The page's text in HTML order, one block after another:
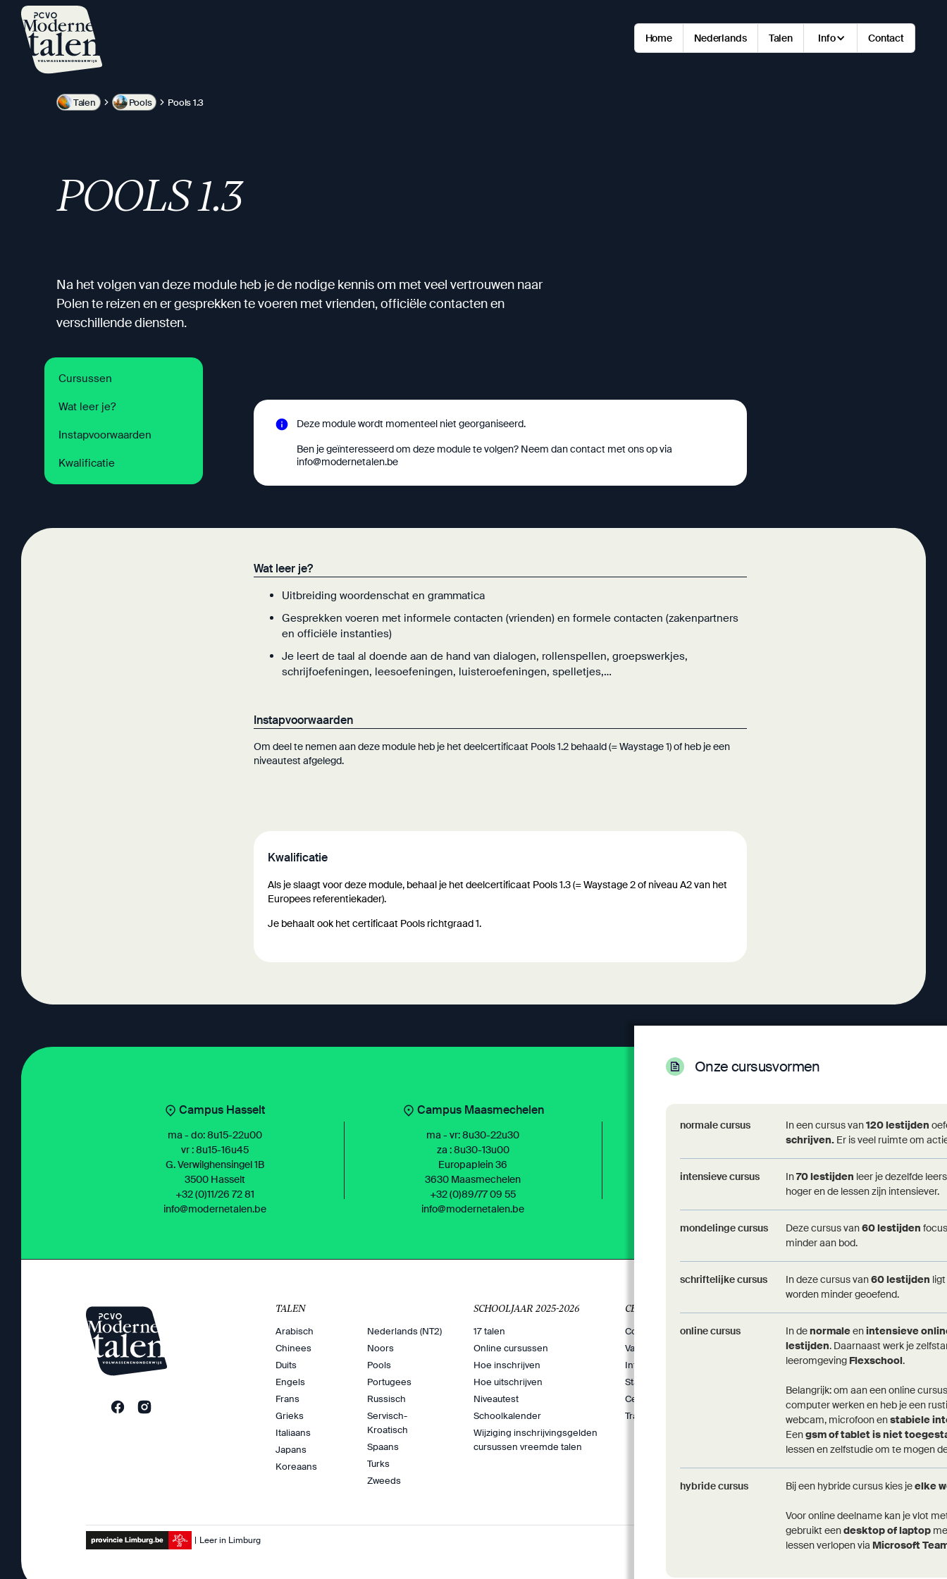
Overslaan
Home Nederlands Talen Info Contact
Talen Pools Pools 1.3
POOLS 1.3
Na het volgen van deze module heb je de nodige kennis om met veel vertrouwen naar
Polen te reizen en er gesprekken te voeren met vrienden, officiële contacten en
verschillende diensten.
Cursussen
Wat leer je?
Instapvoorwaarden
Kwalificatie
Deze module wordt momenteel niet georganiseerd.
Ben je geïnteresseerd om deze module te volgen? Neem dan contact met ons op via
info@modernetalen.be
Wat leer je?
Uitbreiding woordenschat en grammatica
Gesprekken voeren met informele contacten (vrienden) en formele contacten (zakenpartners
en officiële instanties)
Je leert de taal al doende aan de hand van dialogen, rollenspellen, groepswerkjes,
schrijfoefeningen, leesoefeningen, luisteroefeningen, spelletjes,…
Instapvoorwaarden
Om deel te nemen aan deze module heb je het deelcertificaat Pools 1.2 behaald (= Waystage 1) of heb je een
niveautest afgelegd.
Kwalificatie
Als je slaagt voor deze module, behaal je het deelcertificaat Pools 1.3 (= Waystage 2 of niveau A2 van het
Europees referentiekader).
Je behaalt ook het certificaat Pools richtgraad 1.
Onze cursusvormen
normale cursus In een cursus van120 lestijden
schrijven. Er is veel ruimte om
intensieve cursus In70 lestijden leer je dezelfde
hoger en de lessen zijn intensiever.
mondelinge cursus Deze cursus van60 lestijden
minder aan bod.
schriftelijke cursus In deze cursus van60 lestijden
worden minder geoefend.
online cursus In denormaleenintensieve
lestijden. Daarnaast werk je
leeromgeving Flexschool.
Belangrijk: om aan een online
computer werken en heb je een
webcam, microfoon enstabiele
Eengsm of tablet is niet
lessen en zelfstudie om te mogen
hybride cursus Bij een hybride cursus kies jeelke
Voor online deelname kan je vlot
gebruikt eendesktop of laptop
lessen verlopen via Microsoft
Campus Hasselt
ma - do: 8u15-22u00
vr : 8u15-16u45
G. Verwilghensingel 1B
3500 Hasselt
+32 (0)11/26 72 81
info@modernetalen.be
Campus Maasmechelen
ma - vr: 8u30-22u30
za : 8u30-13u00
Europaplein 36
3630 Maasmechelen
+32 (0)89/77 09 55
info@modernetalen.be
+32(0)43/81 91 02
TALEN
Arabisch
Chinees
Duits
Engels
Frans
Grieks
Italiaans
Japans
Koreaans
Nederlands (NT2)
Noors
Pools
Portugees
Russisch
Servisch-
Kroatisch
Spaans
Turks
Zweeds
SCHOOLJAAR 2025-2026
17 talen
Online cursussen
Hoe inschrijven
Hoe uitschrijven
Niveautest
Schoolkalender
Wijziging inschrijvingsgelden
cursussen vreemde talen
CENTRUM
Contacteer ons
Vacatures
Internationalisering
Stageaanvraag
Centrumreglement
Trajectschema's
Online leerplatform
Oefenwebsite NT2
Leer in Limburg CookiesPrivacyverklaring